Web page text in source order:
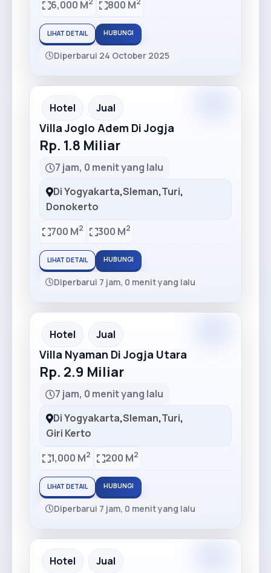
6,000 M 800 M
LIHAT DETAIL HUBUNGI
Diperbarui 24 October 2025
Recommended
Hotel Jual
Villa Joglo Adem Di Jogja
Rp. 1.8 Miliar
7 jam, 0 menit yang lalu
Di Yogyakarta,Sleman,Turi,
Donokerto
700 M2 300 M2
LIHAT DETAIL HUBUNGI
Diperbarui 7 jam, 0 menit yang lalu
Recommended
Hotel Jual
Villa Nyaman Di Jogja Utara
Rp. 2.9 Miliar
7 jam, 0 menit yang lalu
Di Yogyakarta,Sleman,Turi,
Giri Kerto
1,000 M2 200 M2
LIHAT DETAIL HUBUNGI
Diperbarui 7 jam, 0 menit yang lalu
Recommended
Hotel Jual